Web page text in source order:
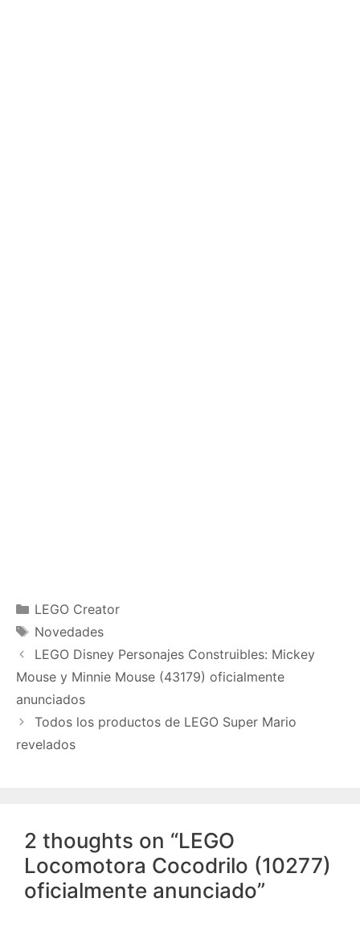
Categories
LEGO Creator
Tags
Novedades
LEGO Disney Personajes Construibles: Mickey
Mouse y Minnie Mouse (43179) oficialmente
anunciados
Todos los productos de LEGO Super Mario
revelados
2 thoughts on “LEGO
Locomotora Cocodrilo (10277)
oficialmente anunciado”